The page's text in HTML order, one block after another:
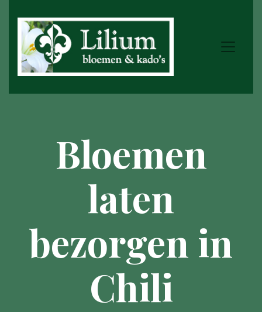
Bloemen
laten
bezorgen in
Chili